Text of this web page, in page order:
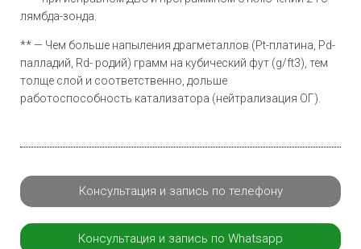
лямбда-зонда.
** — Чем больше напыления драгметаллов (Pt-платина, Pd-
палладий, Rd- родий) грамм на кубический фут (g/ft3), тем
толще слой и соответственно, дольше
работоспособность катализатора (нейтрализация ОГ).
Консультация и запись по телефону
Консультация и запись по Whatsapp